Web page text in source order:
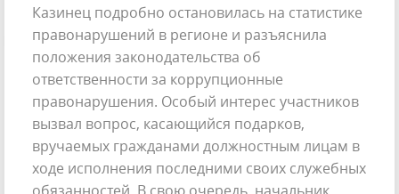
Казинец подробно остановилась на статистике
правонарушений в регионе и разъяснила
положения законодательства об
ответственности за коррупционные
правонарушения. Особый интерес участников
вызвал вопрос, касающийся подарков,
вручаемых гражданами должностным лицам в
ходе исполнения последними своих служебных